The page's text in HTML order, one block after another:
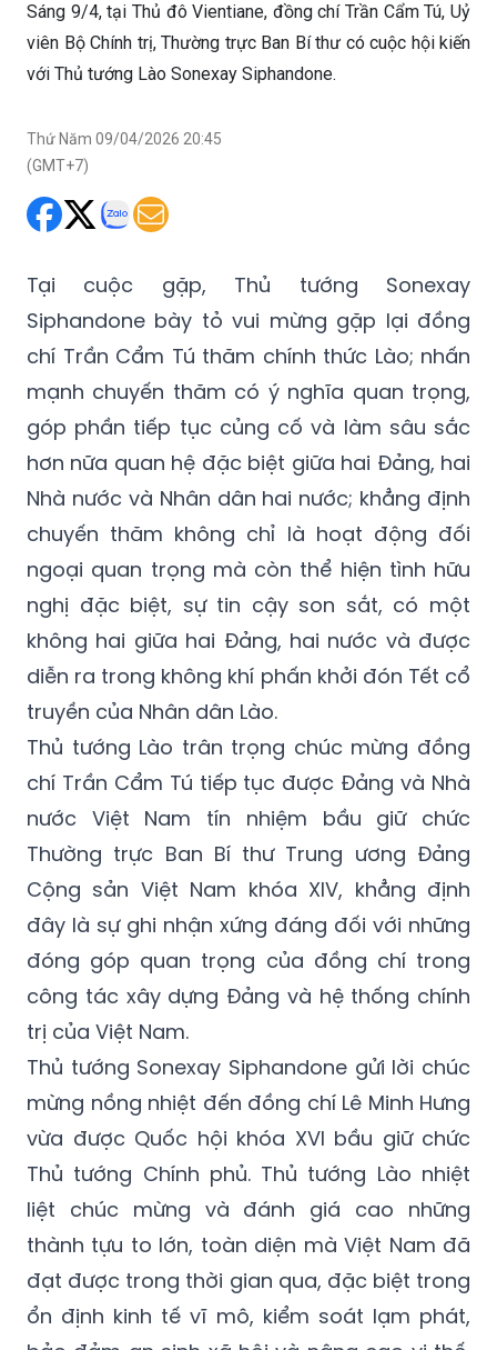
Sáng 9/4, tại Thủ đô Vientiane, đồng chí Trần Cẩm Tú, Uỷ
viên Bộ Chính trị, Thường trực Ban Bí thư có cuộc hội kiến
với Thủ tướng Lào Sonexay Siphandone.
Thứ Năm 09/04/2026 20:45
(GMT+7)
Tại cuộc gặp, Thủ tướng Sonexay
Siphandone bày tỏ vui mừng gặp lại đồng
chí Trần Cẩm Tú thăm chính thức Lào; nhấn
mạnh chuyến thăm có ý nghĩa quan trọng,
góp phần tiếp tục củng cố và làm sâu sắc
hơn nữa quan hệ đặc biệt giữa hai Đảng, hai
Nhà nước và Nhân dân hai nước; khẳng định
chuyến thăm không chỉ là hoạt động đối
ngoại quan trọng mà còn thể hiện tình hữu
nghị đặc biệt, sự tin cậy son sắt, có một
không hai giữa hai Đảng, hai nước và được
diễn ra trong không khí phấn khởi đón Tết cổ
truyền của Nhân dân Lào.
Thủ tướng Lào trân trọng chúc mừng đồng
chí Trần Cẩm Tú tiếp tục được Đảng và Nhà
nước Việt Nam tín nhiệm bầu giữ chức
Thường trực Ban Bí thư Trung ương Đảng
Cộng sản Việt Nam khóa XIV, khẳng định
đây là sự ghi nhận xứng đáng đối với những
đóng góp quan trọng của đồng chí trong
công tác xây dựng Đảng và hệ thống chính
trị của Việt Nam.
Thủ tướng Sonexay Siphandone gửi lời chúc
mừng nồng nhiệt đến đồng chí Lê Minh Hưng
vừa được Quốc hội khóa XVI bầu giữ chức
Thủ tướng Chính phủ. Thủ tướng Lào nhiệt
liệt chúc mừng và đánh giá cao những
thành tựu to lớn, toàn diện mà Việt Nam đã
đạt được trong thời gian qua, đặc biệt trong
ổn định kinh tế vĩ mô, kiểm soát lạm phát,